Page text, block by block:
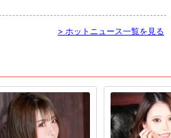
> ホットニュース一覧を見る